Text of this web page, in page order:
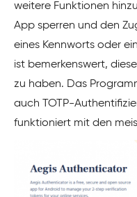
weitere Funktionen
App sperren und den
eines Kennworts oder
ist bemerkenswert,
zu haben. Das
auch TOTP-
funktioniert mit den